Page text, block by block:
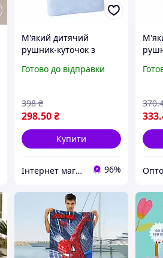
М'який дитячий
рушник-куточок з
лазневий рушник
(42361)
Готово до відправки
298.50₴
398 ₴
Купити
Інтернет магазин NORIM 96%
333
370